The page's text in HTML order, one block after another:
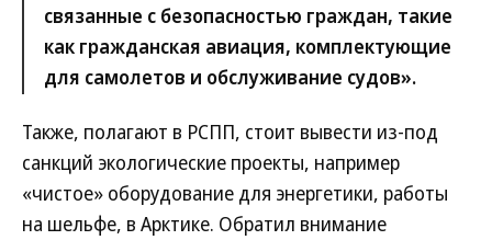
связанные с безопасностью граждан, такие
как гражданская авиация, комплектующие
для самолетов и обслуживание судов».
Также, полагают в РСПП, стоит вывести из-под
санкций экологические проекты, например
«чистое» оборудование для энергетики, работы
на шельфе, в Арктике. Обратил внимание